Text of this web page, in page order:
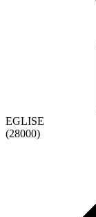
EGLISE
(28000)